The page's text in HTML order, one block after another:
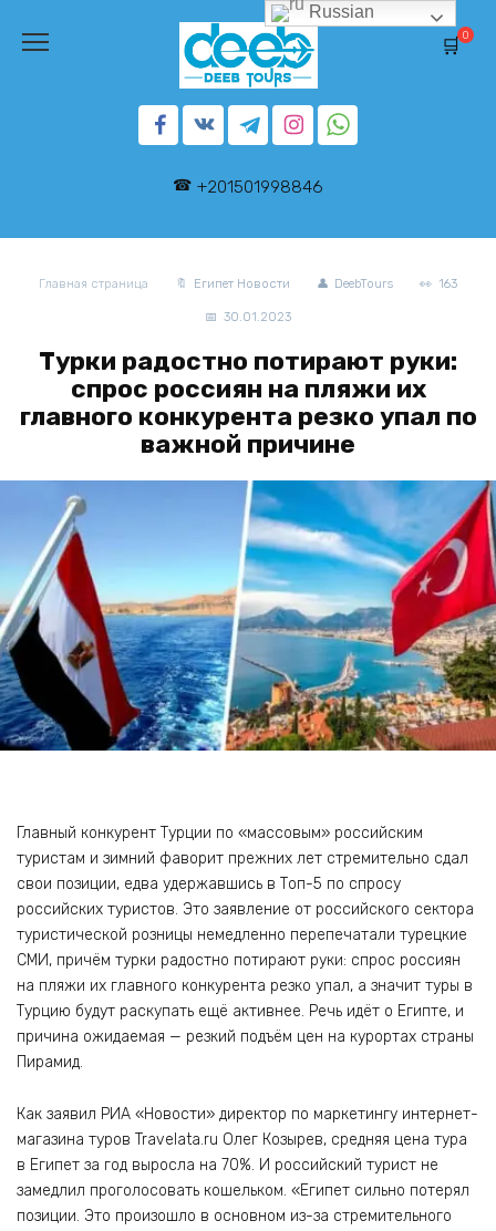
содержанию
+201501998846
0
Главная страница Египет Новости DeebTours 163
30.01.2023
Турки радостно потирают руки:
спрос россиян на пляжи их
главного конкурента резко упал по
важной причине
Главный конкурент Турции по «массовым» российским
туристам и зимний фаворит прежних лет стремительно сдал
свои позиции, едва удержавшись в Топ-5 по спросу
российских туристов. Это заявление от российского сектора
туристической розницы немедленно перепечатали турецкие
СМИ, причём турки радостно потирают руки: спрос россиян
на пляжи их главного конкурента резко упал, а значит туры в
Турцию будут раскупать ещё активнее. Речь идёт о Египте, и
причина ожидаемая — резкий подъём цен на курортах страны
Пирамид.
Как заявил РИА «Новости» директор по маркетингу интернет-
магазина туров Travelata.ru Олег Козырев, средняя цена тура
в Египет за год выросла на 70%. И российский турист не
замедлил проголосовать кошельком. «Египет сильно потерял
позиции. Это произошло в основном из-за стремительного
Russian